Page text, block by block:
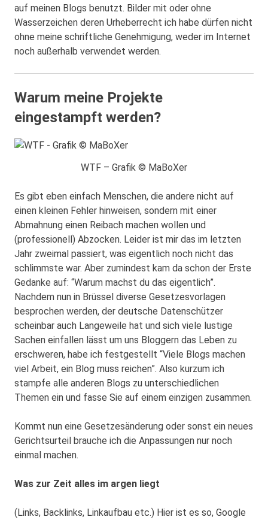
auf meinen Blogs benutzt. Bilder mit oder ohne
Wasserzeichen deren Urheberrecht ich habe dürfen nicht
ohne meine schriftliche Genehmigung, weder im Internet
noch außerhalb verwendet werden.
Warum meine Projekte
eingestampft werden?
WTF – Grafik © MaBoXer
Es gibt eben einfach Menschen, die andere nicht auf
einen kleinen Fehler hinweisen, sondern mit einer
Abmahnung einen Reibach machen wollen und
(professionell) Abzocken. Leider ist mir das im letzten
Jahr zweimal passiert, was eigentlich noch nicht das
schlimmste war. Aber zumindest kam da schon der Erste
Gedanke auf: “Warum machst du das eigentlich”.
Nachdem nun in Brüssel diverse Gesetzesvorlagen
besprochen werden, der deutsche Datenschützer
scheinbar auch Langeweile hat und sich viele lustige
Sachen einfallen lässt um uns Bloggern das Leben zu
erschweren, habe ich festgestellt “Viele Blogs machen
viel Arbeit, ein Blog muss reichen”. Also kurzum ich
stampfe alle anderen Blogs zu unterschiedlichen
Themen ein und fasse Sie auf einem einzigen zusammen.
Kommt nun eine Gesetzesänderung oder sonst ein neues
Gerichtsurteil brauche ich die Anpassungen nur noch
einmal machen.
Was zur Zeit alles im argen liegt
(Links, Backlinks, Linkaufbau etc.) Hier ist es so, Google